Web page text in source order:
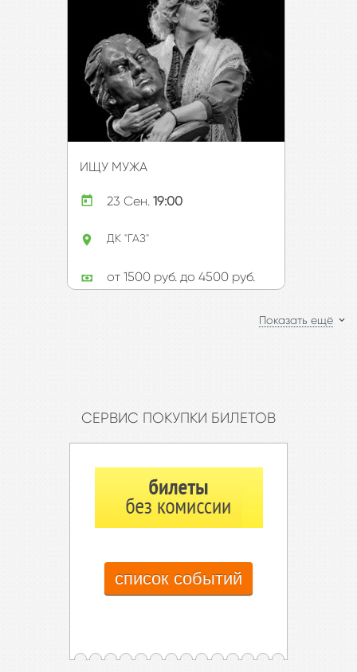
ИЩУ МУЖА
23 Сен. 19:00
ДК "ГАЗ"
от 1500 руб. до 4500 руб.
Показать ещё
CЕРВИС ПОКУПКИ БИЛЕТОВ
список событий